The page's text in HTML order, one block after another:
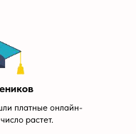
платные онлайн-
растет.